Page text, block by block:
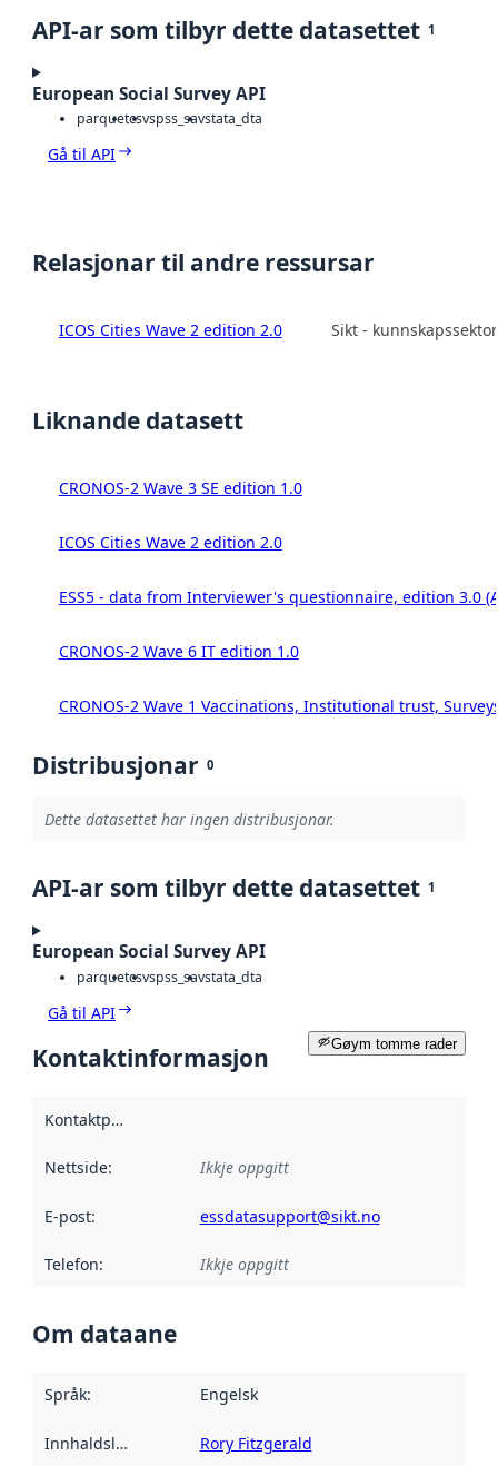
API-ar som tilbyr dette datasettet 1
European Social Survey API
parquetcsvspss_savstata_dta
Gå til API
Relasjonar til andre ressursar
ICOS Cities Wave 2 edition 2.0 Sikt -
Liknande datasett
CRONOS-2 Wave 3 SE edition 1.0
ICOS Cities Wave 2 edition 2.0
ESS5 - data from Interviewer's questionnaire, edition 3.0
CRONOS-2 Wave 6 IT edition 1.0
CRONOS-2 Wave 1 Vaccinations, Institutional trust,
Distribusjonar 0
Dette datasettet har ingen distribusjonar.
API-ar som tilbyr dette datasettet 1
European Social Survey API
parquetcsvspss_savstata_dta
Gå til API
Gøym tomme rader
Kontaktinformasjon
Kontaktpunkt
Nettside: Ikkje oppgitt
E-post: essdatasupport@sikt.no
Telefon: Ikkje oppgitt
Om dataane
Språk: Engelsk
Innhaldsleverandørar :
Rory Fitzgerald